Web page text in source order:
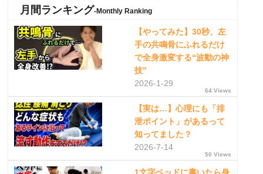
月間ランキング-Monthly Ranking
【やってみた】30秒、左
手の共鳴骨にふれるだけ
で全身激変する“波動の神
技”
2026-1-29
64 Views
【実は…】心理にも「排
泄ポイント」があるって
知ってました？
2026-7-14
50 Views